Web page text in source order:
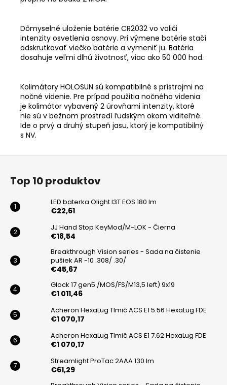
Dômyselné uloženie batérie CR2032 vo voliči
intenzity osvetlenia osnovy. Pri výmene batérie stačí
odskrutkovať viečko batérie a vymeniť ju. Batéria
dosahuje veľmi dlhú životnosť, viac ako 50 000 hod.
Kolimátory HOLOSUN sú kompatibilné s prístrojmi na
nočné videnie. Pre prípad použitia nočného videnia
je kolimátor vybavený 2 úrovňami intenzity, ktoré
nie sú v bežnom prostredí ľudským okom viditeľné.
Ide o prvý a druhý stupeň jasu, ktorý je kompatibilný
s NV.
Z
Top 10 produktov
LED baterka Olight I3T EOS 180 lm
€22,61
JJ Hand Stop KeyMod/M-LOK - Čierna
€18,54
Breakthrough Vision series - Sada na čistenie
pušiek AR -10 .308/ .30/
€45,67
Glock 17 gen5 /MOS/FS/M13,5 left) 9x19
€1 011,46
Acheron HexaLug Tlmič ACS E1 5.56 HexaLug FDE
€1 070,17
Acheron HexaLug Tlmič ACS E1 7.62 HexaLug FDE
€1 070,17
Streamlight ProTac 2AAA 130 lm
€61,29